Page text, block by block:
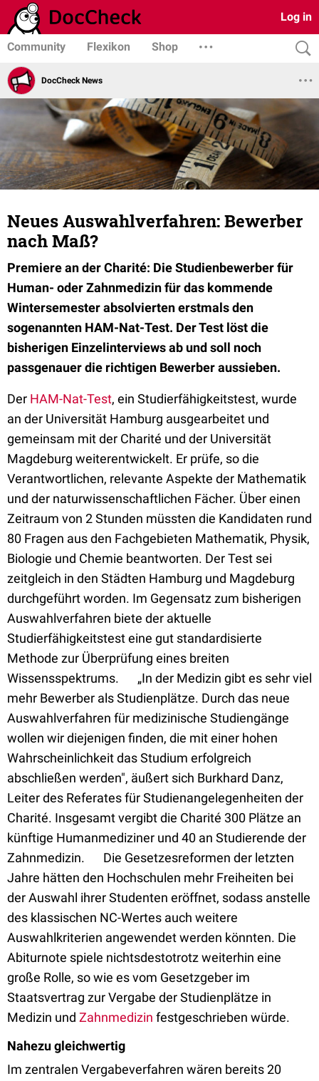
Log in
Community Flexikon Shop
DocCheck News
Neues Auswahlverfahren: Bewerber
nach Maß?
Premiere an der Charité: Die Studienbewerber für
Human- oder Zahnmedizin für das kommende
Wintersemester absolvierten erstmals den
sogenannten HAM-Nat-Test. Der Test löst die
bisherigen Einzelinterviews ab und soll noch
passgenauer die richtigen Bewerber aussieben.
Der HAM-Nat-Test, ein Studierfähigkeitstest, wurde
an der Universität Hamburg ausgearbeitet und
gemeinsam mit der Charité und der Universität
Magdeburg weiterentwickelt. Er prüfe, so die
Verantwortlichen, relevante Aspekte der Mathematik
und der naturwissenschaftlichen Fächer. Über einen
Zeitraum von 2 Stunden müssten die Kandidaten rund
80 Fragen aus den Fachgebieten Mathematik, Physik,
Biologie und Chemie beantworten. Der Test sei
zeitgleich in den Städten Hamburg und Magdeburg
durchgeführt worden. Im Gegensatz zum bisherigen
Auswahlverfahren biete der aktuelle
Studierfähigkeitstest eine gut standardisierte
Methode zur Überprüfung eines breiten
Wissensspektrums. „In der Medizin gibt es sehr viel
mehr Bewerber als Studienplätze. Durch das neue
Auswahlverfahren für medizinische Studiengänge
wollen wir diejenigen finden, die mit einer hohen
Wahrscheinlichkeit das Studium erfolgreich
abschließen werden", äußert sich Burkhard Danz,
Leiter des Referates für Studienangelegenheiten der
Charité. Insgesamt vergibt die Charité 300 Plätze an
künftige Humanmediziner und 40 an Studierende der
Zahnmedizin. Die Gesetzesreformen der letzten
Jahre hätten den Hochschulen mehr Freiheiten bei
der Auswahl ihrer Studenten eröffnet, sodass anstelle
des klassischen NC-Wertes auch weitere
Auswahlkriterien angewendet werden könnten. Die
Abiturnote spiele nichtsdestotrotz weiterhin eine
große Rolle, so wie es vom Gesetzgeber im
Staatsvertrag zur Vergabe der Studienplätze in
Medizin und Zahnmedizin festgeschrieben würde.
Nahezu gleichwertig
Im zentralen Vergabeverfahren wären bereits 20